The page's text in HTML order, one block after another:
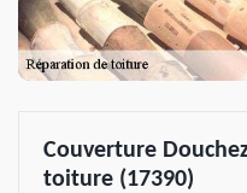
Couverture
toiture (17390)